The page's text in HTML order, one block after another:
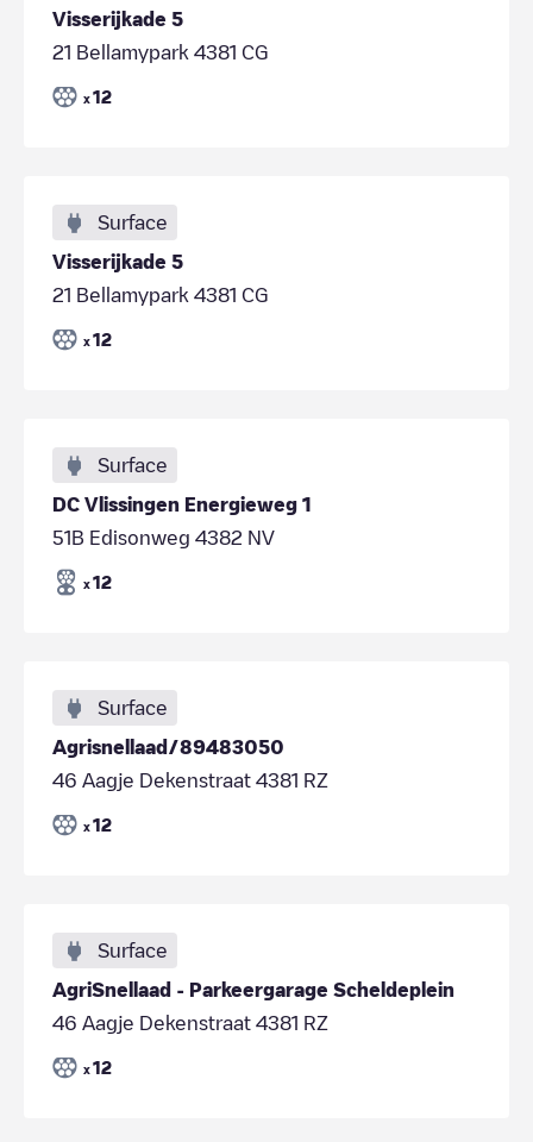
Visserijkade 5
21 Bellamypark 4381 CG
x 12
Surface
Visserijkade 5
21 Bellamypark 4381 CG
x 12
Surface
DC Vlissingen Energieweg 1
51B Edisonweg 4382 NV
x 12
Surface
Agrisnellaad/89483050
46 Aagje Dekenstraat 4381 RZ
x 12
Surface
AgriSnellaad - Parkeergarage Scheldeplein
46 Aagje Dekenstraat 4381 RZ
x 12